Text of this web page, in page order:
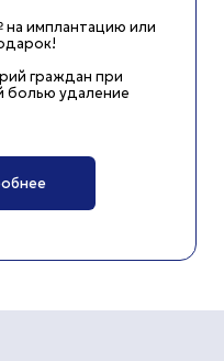
имплантацию или
граждан при
болью удаление